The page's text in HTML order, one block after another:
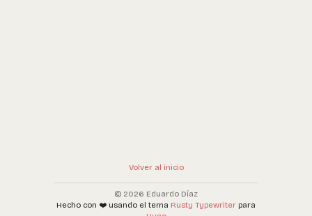
Volver al inicio
© 2026 Eduardo Díaz
Hecho con ❤️ usando el tema Rusty Typewriter para